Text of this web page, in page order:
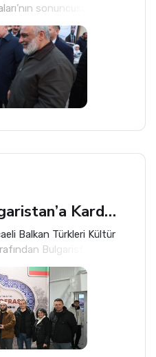
sonuncusunun
Kartepe’den Bulgaristan’a Kardeşlik Köprüsü
Balkan Türkleri Kültür
Bulgaristan’da
Lıjnitsa’da
Kartepe Belediye